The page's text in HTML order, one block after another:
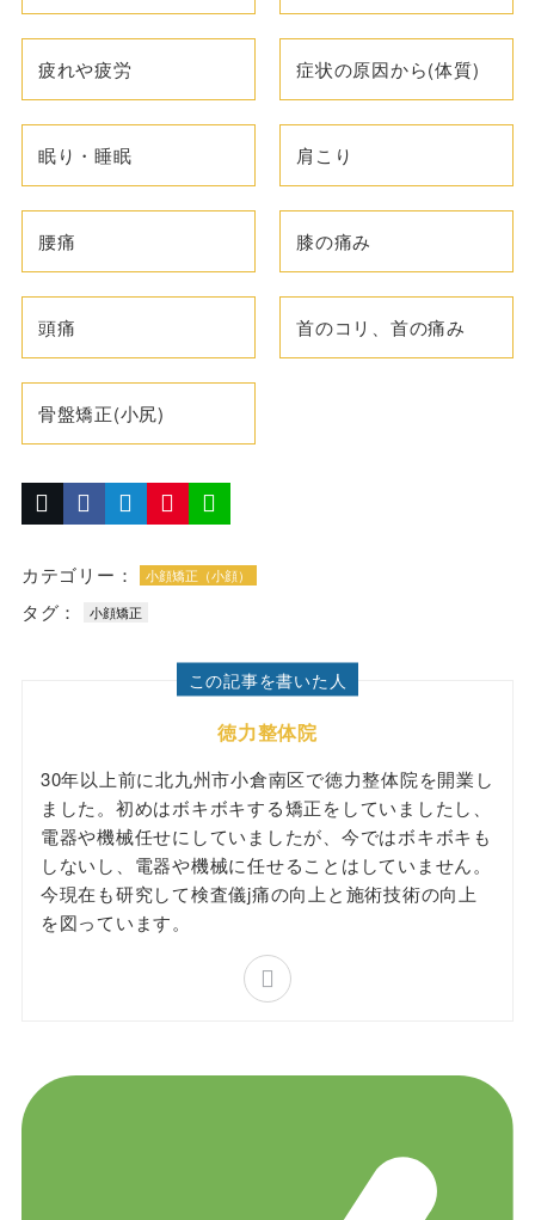
疲れや疲労 症状の原因から(体質)
眠り・睡眠 肩こり
腰痛 膝の痛み
頭痛 首のコリ、首の痛み
骨盤矯正(小尻)
カテゴリー： 小顔矯正（小顔）
タグ： 小顔矯正
この記事を書いた人
徳力整体院
30年以上前に北九州市小倉南区で徳力整体院を開業し
ました。初めはボキボキする矯正をしていましたし、
電器や機械任せにしていましたが、今ではボキボキも
しないし、電器や機械に任せることはしていません。
今現在も研究して検査儀j痛の向上と施術技術の向上
を図っています。